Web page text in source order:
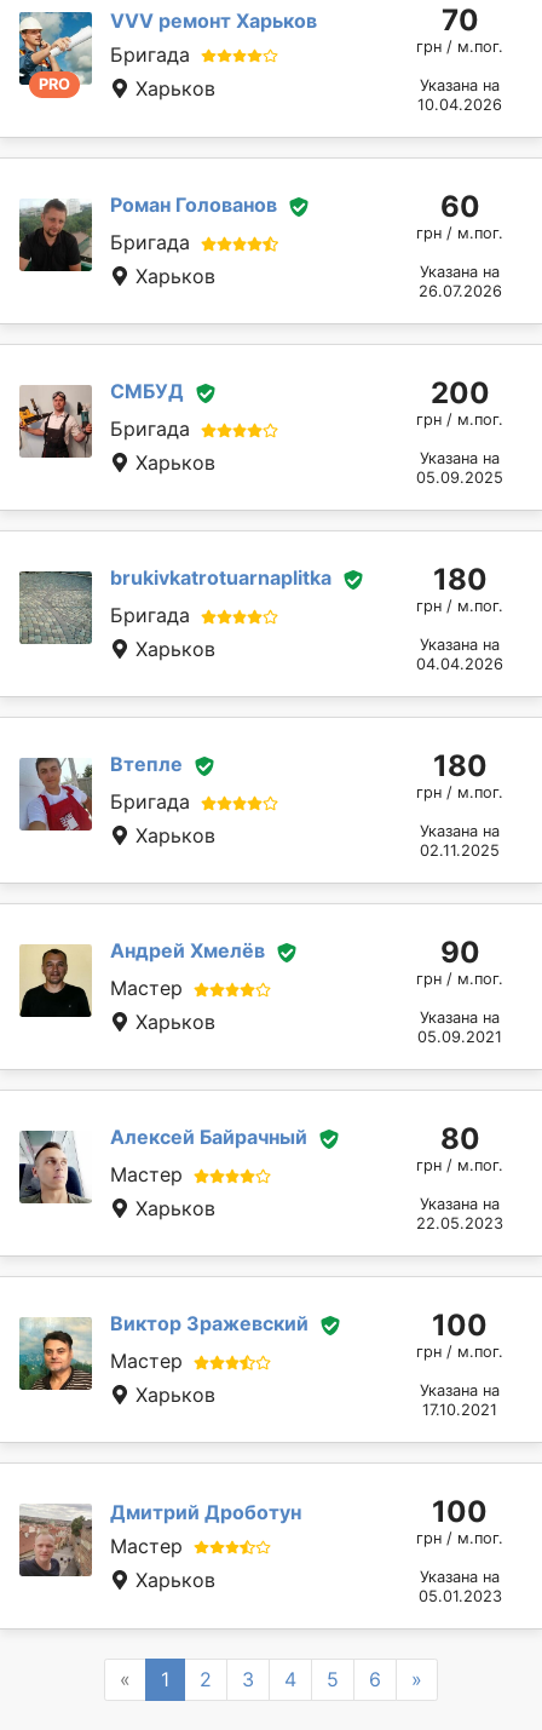
PRO
VVV ремонт Харьков
Бригада
Харьков
70
грн / м.пог.
Указана на
10.04.2026
Роман Голованов
Бригада
Харьков
60
грн / м.пог.
Указана на
26.07.2026
СМБУД
Бригада
Харьков
200
грн / м.пог.
Указана на
05.09.2025
brukivkatrotuarnaplitka
Бригада
Харьков
180
грн / м.пог.
Указана на
04.04.2026
Втепле
Бригада
Харьков
180
грн / м.пог.
Указана на
02.11.2025
Андрей Хмелёв
Мастер
Харьков
90
грн / м.пог.
Указана на
05.09.2021
Алексей Байрачный
Мастер
Харьков
80
грн / м.пог.
Указана на
22.05.2023
Виктор Зражевский
Мастер
Харьков
100
грн / м.пог.
Указана на
17.10.2021
Дмитрий Дроботун
Мастер
Харьков
100
грн / м.пог.
Указана на
05.01.2023
« Previous
1 2 3 4 5 6 »